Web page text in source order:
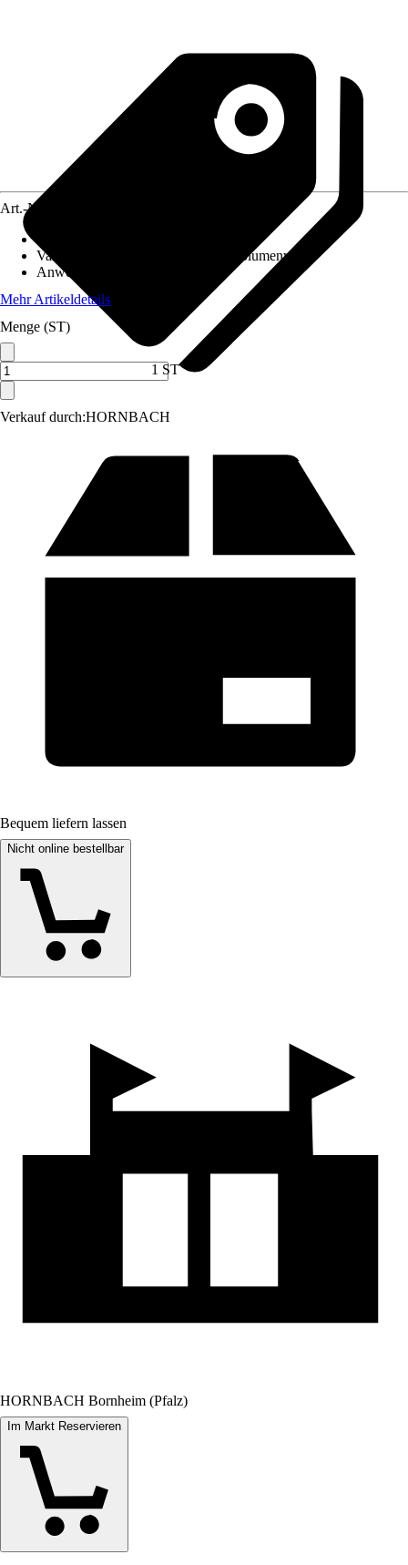
Verkauf durch:HORNBACH
Art.-Nr.
Variante
Gartenblumenwiese, Wildblumenwiese
Anwendung
Mehr Artikeldetails
Menge (ST)
1 ST
Bequem liefern lassen
Nicht online bestellbar
HORNBACH Bornheim (Pfalz)
Im Markt Reservieren